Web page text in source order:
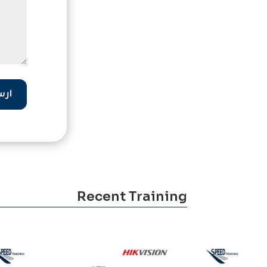
Recent Training